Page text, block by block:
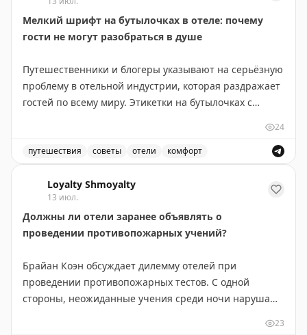
материала. Брайан приглашает читателей присылать
свои фотографии и скриншоты для участия в серии
статей.
The Gate with Brian Cohen|Original
Мелкий шрифт на бутылочках в отеле: почему
гости не могут разобраться в душе
Путешественники и блогеры указывают на серьёзную
проблему в отельной индустрии, которая раздражает
гостей по всему миру. Этикетки на бутылочках с
практически невозможно прочитать без очков.
Проблема в том, что в ванной комнате, особенно в
душе, носить очки неудобно и непрактично. Гости
вынуждены либо надевать их в мокрую ванну, рискуя
их повредить, либо многократно выходить из душа,
предназначена. Это приводит к путанице — люди
случайно используют кондиционер вместо шампуня
или наоборот.
24
путешествия советы отели комфорт
Loyalty Shmoyalty
13 июл.
Должны ли отели заранее объявлять о
проведении противопожарных учений?
Брайан Коэн обсуждает дилемму отелей при
проведении противопожарных тестов. С одной
стороны, неожиданные учения среди ночи нарушают
23